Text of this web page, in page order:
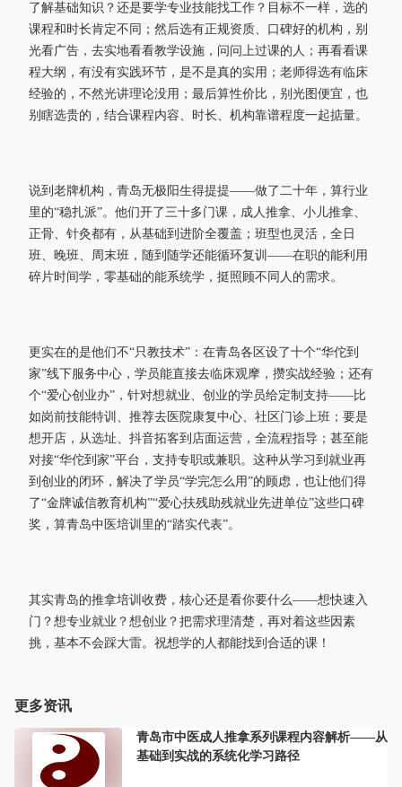
了解基础知识？还是要学专业技能找工作？目标不一样，选的
课程和时长肯定不同；然后选有正规资质、口碑好的机构，别
光看广告，去实地看看教学设施，问问上过课的人；再看看课
程大纲，有没有实践环节，是不是真的实用；老师得选有临床
经验的，不然光讲理论没用；最后算性价比，别光图便宜，也
别瞎选贵的，结合课程内容、时长、机构靠谱程度一起掂量。
说到老牌机构，青岛无极阳生得提提——做了二十年，算行业
里的“稳扎派”。他们开了三十多门课，成人推拿、小儿推拿、
正骨、针灸都有，从基础到进阶全覆盖；班型也灵活，全日
班、晚班、周末班，随到随学还能循环复训——在职的能利用
碎片时间学，零基础的能系统学，挺照顾不同人的需求。
更实在的是他们不“只教技术”：在青岛各区设了十个“华佗到
家”线下服务中心，学员能直接去临床观摩，攒实战经验；还有
个“爱心创业办”，针对想就业、创业的学员给定制支持——比
如岗前技能特训、推荐去医院康复中心、社区门诊上班；要是
想开店，从选址、抖音拓客到店面运营，全流程指导；甚至能
对接“华佗到家”平台，支持专职或兼职。这种从学习到就业再
到创业的闭环，解决了学员“学完怎么用”的顾虑，也让他们得
了“金牌诚信教育机构”“爱心扶残助残就业先进单位”这些口碑
奖，算青岛中医培训里的“踏实代表”。
其实青岛的推拿培训收费，核心还是看你要什么——想快速入
门？想专业就业？想创业？把需求理清楚，再对着这些因素
挑，基本不会踩大雷。祝想学的人都能找到合适的课！
更多资讯
青岛市中医成人推拿系列课程内容解析——从
基础到实战的系统化学习路径